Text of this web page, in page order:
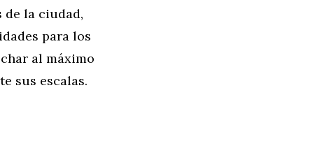
la ciudad,
para los
al máximo
sus escalas.